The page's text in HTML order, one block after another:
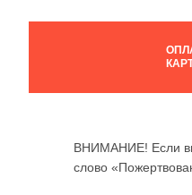
ВНИМАНИЕ! Если вы
слово